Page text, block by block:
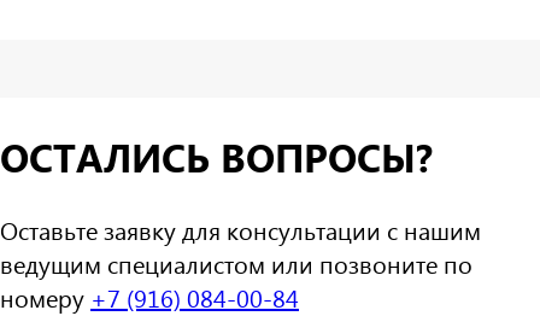
ОСТАЛИСЬ ВОПРОСЫ?
Оставьте заявку для консультации с нашим
ведущим специалистом или позвоните по
номеру +7 (916) 084-00-84